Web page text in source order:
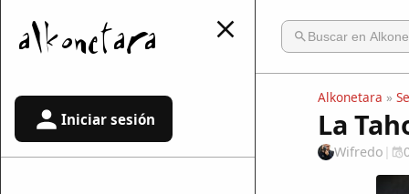
Iniciar sesión
Alkonetara »
La
Wifredo |